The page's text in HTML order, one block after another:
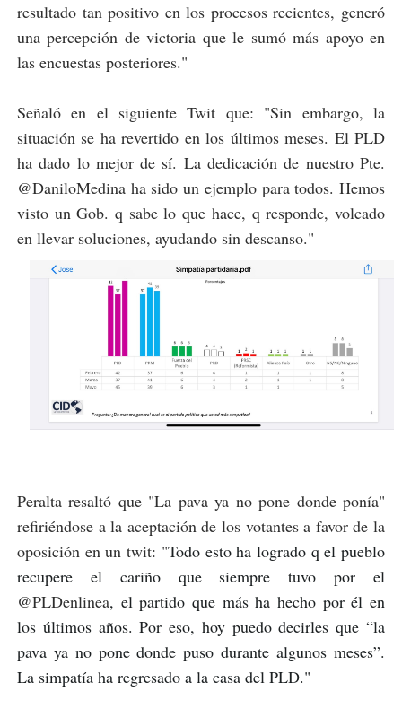
resultado tan positivo en los procesos recientes, generó
una percepción de victoria que le sumó más apoyo en
las encuestas posteriores."
Señaló en el siguiente Twit que: "Sin embargo, la
situación se ha revertido en los últimos meses. El PLD
ha dado lo mejor de sí. La dedicación de nuestro Pte.
@DaniloMedina ha sido un ejemplo para todos. Hemos
visto un Gob. q sabe lo que hace, q responde, volcado
en llevar soluciones, ayudando sin descanso."
Peralta resaltó que "La pava ya no pone donde ponía"
refiriéndose a la aceptación de los votantes a favor de la
oposición en un twit: "Todo esto ha logrado q el pueblo
@PLDenlinea, el partido que más ha hecho por él en
los últimos años. Por eso, hoy puedo decirles que “la
pava ya no pone donde puso durante algunos meses”.
La simpatía ha regresado a la casa del PLD."